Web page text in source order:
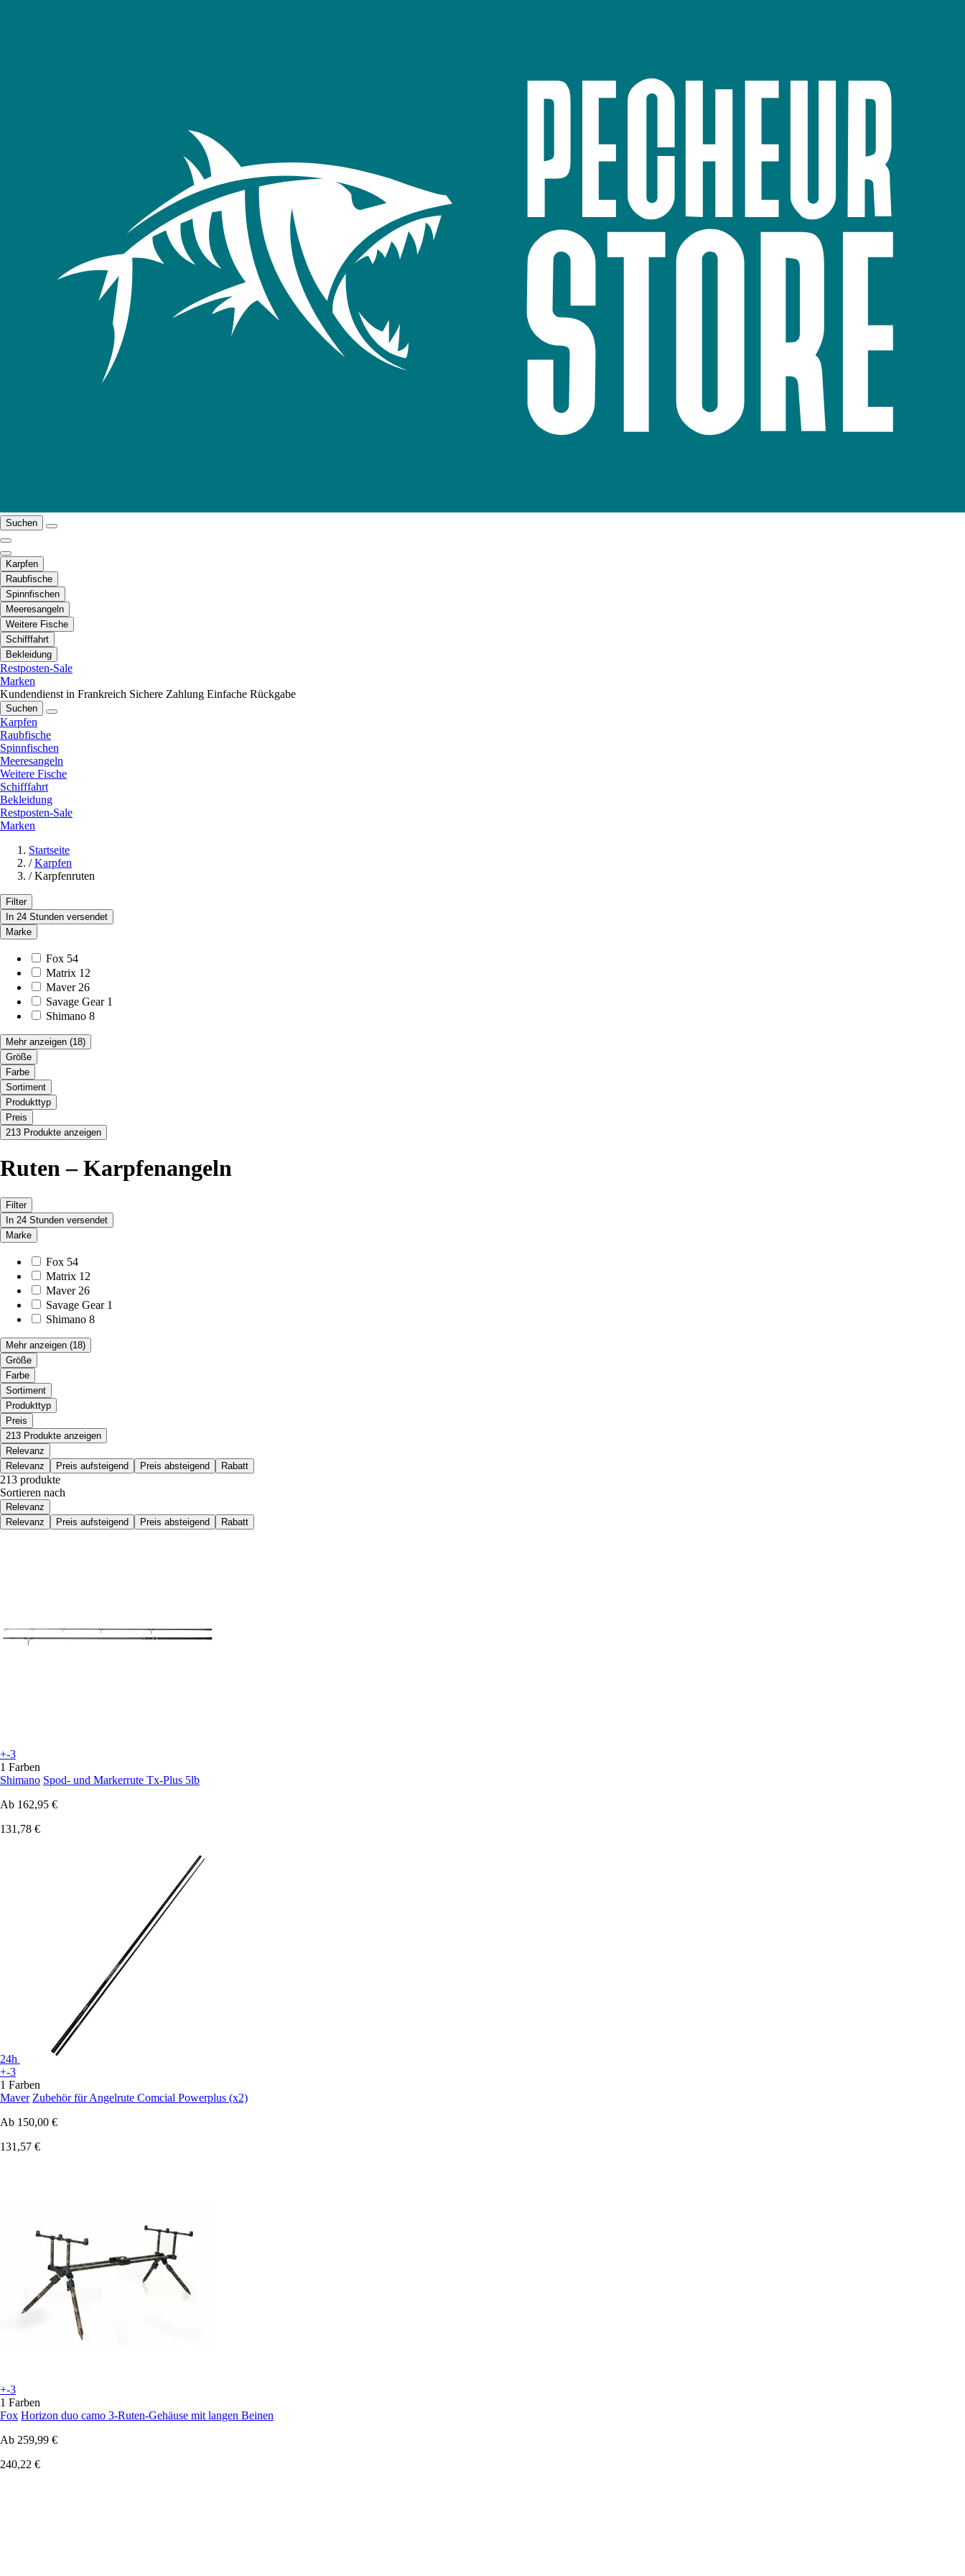
Suchen
Karpfen
Raubfische
Spinnfischen
Meeresangeln
Weitere Fische
Schifffahrt
Bekleidung
Restposten-Sale
Marken
Kundendienst in Frankreich Sichere Zahlung Einfache Rückgabe
Suchen
Karpfen
Raubfische
Spinnfischen
Meeresangeln
Weitere Fische
Schifffahrt
Bekleidung
Restposten-Sale
Marken
Startseite
/ Karpfen
/ Karpfenruten
Filter
In 24 Stunden versendet
Marke
Fox 54
Matrix 12
Maver 26
Savage Gear 1
Shimano 8
Mehr anzeigen (18)
Größe
Farbe
Sortiment
Produkttyp
Preis
213 Produkte anzeigen
Ruten – Karpfenangeln
Filter
In 24 Stunden versendet
Marke
Fox 54
Matrix 12
Maver 26
Savage Gear 1
Shimano 8
Mehr anzeigen (18)
Größe
Farbe
Sortiment
Produkttyp
Preis
213 Produkte anzeigen
Relevanz
Relevanz
Preis aufsteigend Preis absteigend Rabatt
213 produkte
Sortieren nach
Relevanz
Relevanz
Preis aufsteigend Preis absteigend Rabatt
+-3
1 Farben
Shimano Spod- und Markerrute Tx-Plus 5lb
Ab 162,95 €
131,78 €
24h
+-3
1 Farben
Maver Zubehör für Angelrute Comcial Powerplus (x2)
Ab 150,00 €
131,57 €
+-3
1 Farben
Fox Horizon duo camo 3-Ruten-Gehäuse mit langen Beinen
Ab 259,99 €
240,22 €